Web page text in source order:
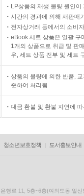
LP상품의 재생 불량 원인
시간의 경과에 의해 재판매
전자상거래 등에서의 소비
eBook 세트 상품은 일괄 구
1개의 상품으로 취급 및 판
우, 세트 상품 전부 및 세트
상품의 불량에 의한 반품,
준하여 처리됨
대금 환불 및 환불 지연에
청소년보호정책 도서홍보안내
행로 11, 5층~6층(여의도동,일신